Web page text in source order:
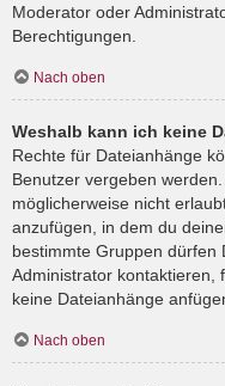
Moderator oder
Berechtigungen.
Nach oben
Weshalb kann ich keine
Rechte für Dateianhänge
Benutzer vergeben
möglicherweise nicht
anzufügen, in dem du
bestimmte Gruppen dürfen
Administrator kontaktieren,
keine Dateianhänge
Nach oben